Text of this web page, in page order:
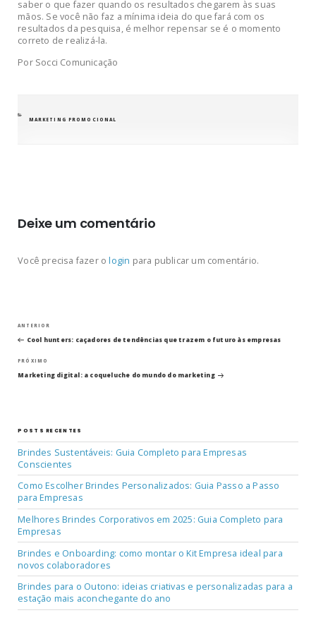
saber o que fazer quando os resultados chegarem às suas
mãos. Se você não faz a mínima ideia do que fará com os
resultados da pesquisa, é melhor repensar se é o momento
correto de realizá-la.
Por Socci Comunicação
CATEGORIAS
MARKETING PROMOCIONAL
Deixe um comentário
Você precisa fazer ologin para publicar um comentário.
Navegação
de
Post
Post
anterior
ANTERIOR
Cool hunters: caçadores de tendências que trazem o futuro às empresas
Próximo
post
PRÓXIMO
Marketing digital: a coqueluche do mundo do marketing
POSTS RECENTES
Brindes Sustentáveis: Guia Completo para Empresas
Conscientes
Como Escolher Brindes Personalizados: Guia Passo a Passo
para Empresas
Melhores Brindes Corporativos em 2025: Guia Completo para
Empresas
Brindes e Onboarding: como montar o Kit Empresa ideal para
novos colaboradores
Brindes para o Outono: ideias criativas e personalizadas para a
estação mais aconchegante do ano